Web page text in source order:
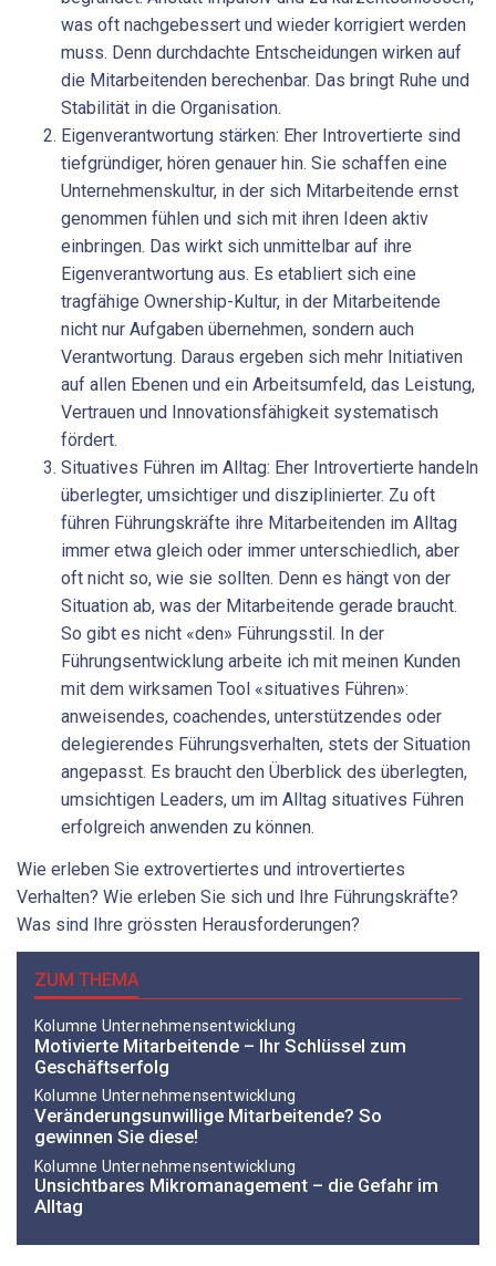
was oft nachgebessert und wieder korrigiert werden
muss. Denn durchdachte Entscheidungen wirken auf
die Mitarbeitenden berechenbar. Das bringt Ruhe und
Stabilität in die Organisation.
Eigenverantwortung stärken: Eher Introvertierte sind
tiefgründiger, hören genauer hin. Sie schaffen eine
Unternehmenskultur, in der sich Mitarbeitende ernst
genommen fühlen und sich mit ihren Ideen aktiv
einbringen. Das wirkt sich unmittelbar auf ihre
Eigenverantwortung aus. Es etabliert sich eine
tragfähige Ownership-Kultur, in der Mitarbeitende
nicht nur Aufgaben übernehmen, sondern auch
Verantwortung. Daraus ergeben sich mehr Initiativen
auf allen Ebenen und ein Arbeitsumfeld, das Leistung,
Vertrauen und Innovationsfähigkeit systematisch
fördert.
Situatives Führen im Alltag: Eher Introvertierte handeln
überlegter, umsichtiger und disziplinierter. Zu oft
führen Führungskräfte ihre Mitarbeitenden im Alltag
immer etwa gleich oder immer unterschiedlich, aber
oft nicht so, wie sie sollten. Denn es hängt von der
Situation ab, was der Mitarbeitende gerade braucht.
So gibt es nicht «den» Führungsstil. In der
Führungsentwicklung arbeite ich mit meinen Kunden
mit dem wirksamen Tool «situatives Führen»:
anweisendes, coachendes, unterstützendes oder
delegierendes Führungsverhalten, stets der Situation
angepasst. Es braucht den Überblick des überlegten,
umsichtigen Leaders, um im Alltag situatives Führen
erfolgreich anwenden zu können.
Wie erleben Sie extrovertiertes und introvertiertes
Verhalten? Wie erleben Sie sich und Ihre Führungskräfte?
Was sind Ihre grössten Herausforderungen?
ZUM THEMA
Kolumne Unternehmensentwicklung
Motivierte Mitarbeitende – Ihr Schlüssel zum
Geschäftserfolg
Kolumne Unternehmensentwicklung
Veränderungsunwillige Mitarbeitende? So
gewinnen Sie diese!
Kolumne Unternehmensentwicklung
Unsichtbares Mikromanagement – die Gefahr im
Alltag